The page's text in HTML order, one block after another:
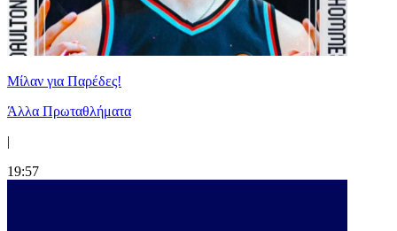
Μίλαν για Παρέδες!
Άλλα Πρωταθλήματα
|
19:57